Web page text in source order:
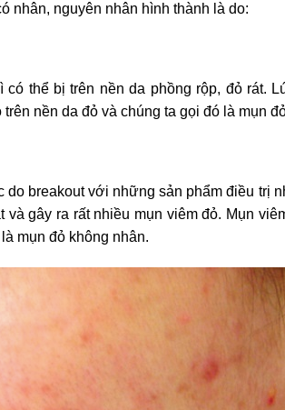
nhân, nguyên nhân hình thành là do:
thể bị trên nền da phồng rộp, đỏ rát.
nền da đỏ và chúng ta gọi đó là mụn
breakout với những sản phẩm điều trị
và gây ra rất nhiều mụn viêm đỏ. Mụn
mụn đỏ không nhân.